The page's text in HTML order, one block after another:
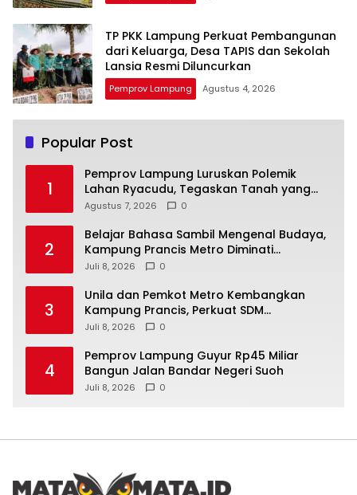
TP PKK Lampung Perkuat Pembangunan
dari Keluarga, Desa TAPIS dan Sekolah
Lansia Resmi Diluncurkan
Pemprov Lampung Agustus 4, 2026
Popular Post
1
Pemprov Lampung Luruskan Polemik
Lahan Ryacudu, Tegaskan Tanah yang
Dipersoalkan Bukan Aset Provinsi
Agustus 7, 2026 0
2
Belajar Bahasa Sambil Mengenal Budaya,
Kampung Prancis Metro Diminati
Masyarakat
Juli 8, 2026 0
3
Unila dan Pemkot Metro Kembangkan
Kampung Prancis, Perkuat SDM
Berwawasan Internasional
Juli 8, 2026 0
4
Pemprov Lampung Guyur Rp45 Miliar
Bangun Jalan Bandar Negeri Suoh
Juli 8, 2026 0